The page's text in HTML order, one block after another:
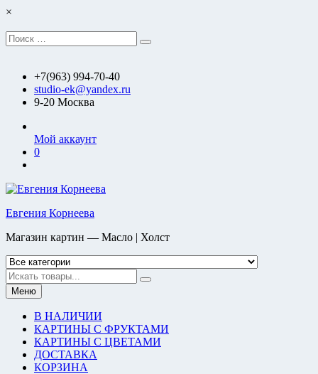
Перейти
содержимому
×
Искать:
Поиск
+7(963) 994-70-40
studio-ek@yandex.ru
9-20 Москва
Мой аккаунт
0
Евгения Корнеева
Магазин картин — Масло | Холст
Искать
Меню
В НАЛИЧИИ
КАРТИНЫ С ФРУКТАМИ
КАРТИНЫ С ЦВЕТАМИ
ДОСТАВКА
КОРЗИНА